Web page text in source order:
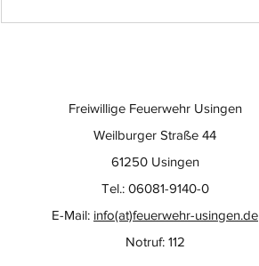
Freiwillige Feuerwehr Usingen
Weilburger Straße 44
61250 Usingen
Tel.: 06081-9140-0
E-Mail: info(at)feuerwehr-usingen.de
Notruf: 112